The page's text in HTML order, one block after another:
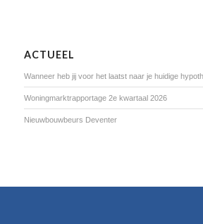
ACTUEEL
Wanneer heb jij voor het laatst naar je huidige
Woningmarktrapportage 2e kwartaal 2026
Nieuwbouwbeurs Deventer